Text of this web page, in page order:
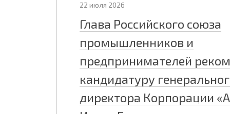
22 июля 2026
Глава Российского союза
промышленников и
предпринимателей
кандидатуру
директора Корпорации